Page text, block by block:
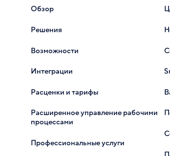
Обзор
Решения
Возможности
Интеграции
Расценки и тарифы
Расширенное управление рабочими
процессами
Профессиональные услуги